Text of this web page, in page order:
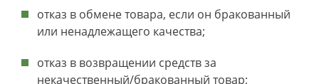
отказ в обмене товара, если он бракованный
или ненадлежащего качества;
отказ в возвращении средств за
некачественный/бракованный товар;